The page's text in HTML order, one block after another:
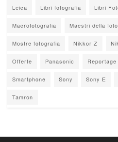
Leica Libri fotografia Libri
Macrofotografia Maestri della
Mostre fotografia Nikkor Z
Offerte Panasonic Reportage
Smartphone Sony Sony E
Tamron